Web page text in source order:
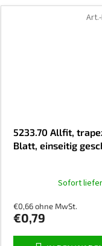
5233.70 Allfit,
Blatt, einseitig
Sofort
€0,66 ohne MwSt.
€0,79